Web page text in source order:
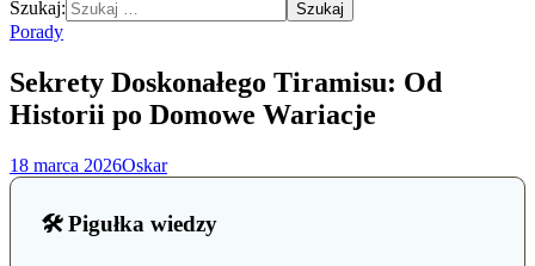
Szukaj:
Porady
Sekrety Doskonałego Tiramisu: Od
Historii po Domowe Wariacje
18 marca 2026Oskar
🛠️ Pigułka wiedzy